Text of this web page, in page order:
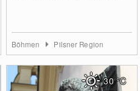
Böhmen Pilsner Region
30°C